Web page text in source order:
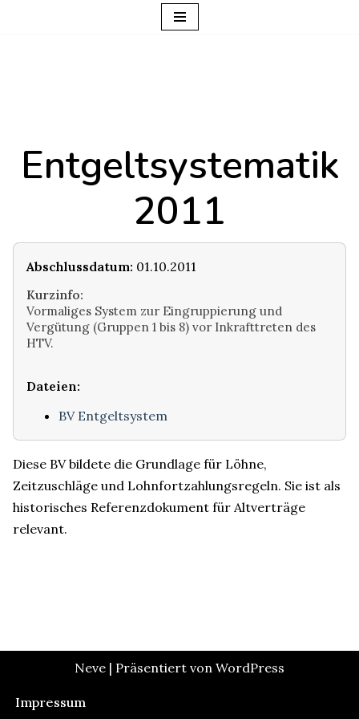
Entgeltsystematik
2011
Abschlussdatum: 01.10.2011
Kurzinfo:
Vormaliges System zur Eingruppierung und
Vergütung (Gruppen 1 bis 8) vor Inkrafttreten des
HTV.
Dateien:
BV Entgeltsystem
Diese BV bildete die Grundlage für Löhne,
Zeitzuschläge und Lohnfortzahlungsregeln. Sie ist als
historisches Referenzdokument für Altverträge
relevant.
Neve | Präsentiert von WordPress
Impressum